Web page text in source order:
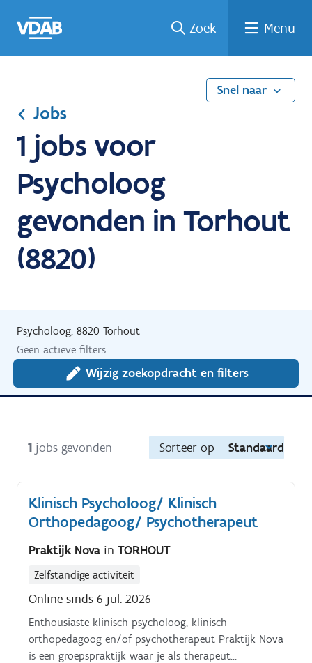
naar
een
een
job
naar
Zoek Menu
Snel naar
Jobs
1 jobs voor
Psycholoog
gevonden in Torhout
(8820)
Psycholoog, 8820 Torhout
Geen actieve filters
Wijzig zoekopdracht en filters
1 jobs gevonden Sorteer op Standaard
Klinisch Psycholoog/ Klinisch
Orthopedagoog/ Psychotherapeut
Praktijk Nova in TORHOUT
Zelfstandige activiteit
Online sinds 6 jul. 2026
Enthousiaste klinisch psycholoog, klinisch
orthopedagoog en/of psychotherapeut Praktijk Nova
is een groepspraktijk waar je als therapeut